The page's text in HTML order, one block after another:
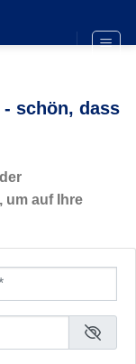
- schön, dass
um auf Ihre